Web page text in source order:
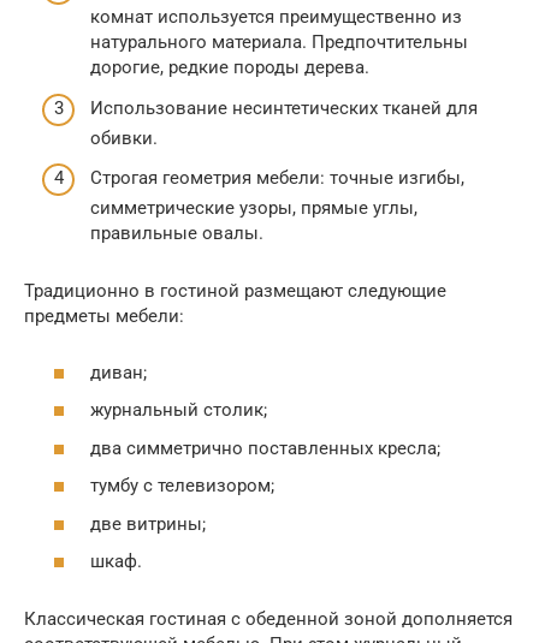
комнат используется преимущественно из
натурального материала. Предпочтительны
дорогие, редкие породы дерева.
Использование несинтетических тканей для
обивки.
Строгая геометрия мебели: точные изгибы,
симметрические узоры, прямые углы,
правильные овалы.
Традиционно в гостиной размещают следующие
предметы мебели:
диван;
журнальный столик;
два симметрично поставленных кресла;
тумбу с телевизором;
две витрины;
шкаф.
Классическая гостиная с обеденной зоной дополняется